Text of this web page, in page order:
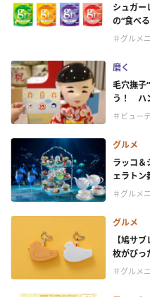
シュガー
の“食べ
＃グルメ
磨く
毛穴撫子
う！ ハ
＃ビュー
グルメ
ラッコ
ェラトン
＃グルメ
グルメ
【鳩サ
枚がぴっ
＃グルメ